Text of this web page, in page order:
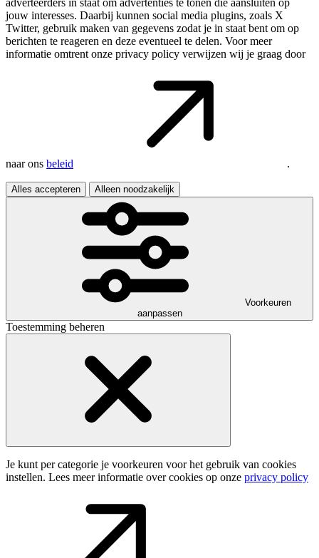
jouw interesses. Daarbij kunnen social media plugins, zoals X
Twitter, gebruik maken van gegevens zodat je in staat bent om op
berichten te reageren en deze eventueel te delen. Voor meer
informatie omtrent onze privacy policy verwijzen wij je graag door
naar ons beleid .
Alles accepteren Alleen noodzakelijk
Voorkeuren
aanpassen
Toestemming beheren
Je kunt per categorie je voorkeuren voor het gebruik van cookies
instellen. Lees meer informatie over cookies op onze privacy policy